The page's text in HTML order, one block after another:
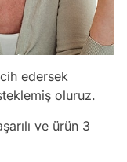
edersek
oluruz.
ve ürün 3